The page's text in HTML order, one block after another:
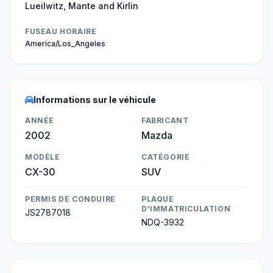
Lueilwitz, Mante and Kirlin
FUSEAU HORAIRE
America/Los_Angeles
Informations sur le véhicule
ANNÉE
2002
FABRICANT
Mazda
MODÈLE
CX-30
CATÉGORIE
SUV
PERMIS DE CONDUIRE
JS2787018
PLAQUE
D'IMMATRICULATION
NDQ-3932